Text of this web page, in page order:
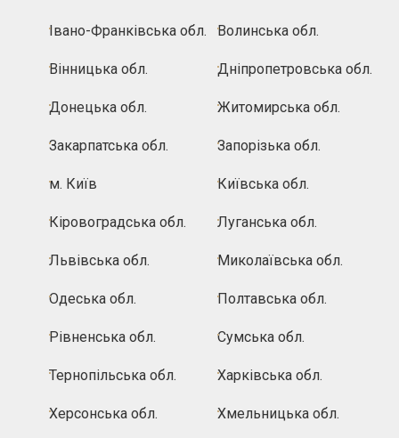
Івано-Франківська обл. Волинська обл.
Вінницька обл. Дніпропетровська обл.
Донецька обл. Житомирська обл.
Закарпатська обл. Запорізька обл.
м. Київ Київська обл.
Кіровоградська обл. Луганська обл.
Львівська обл. Миколаївська обл.
Одеська обл. Полтавська обл.
Рівненська обл. Сумська обл.
Тернопільська обл. Харківська обл.
Херсонська обл. Хмельницька обл.